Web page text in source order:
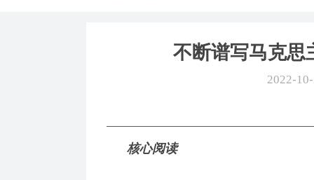
不断谱写马克思
2022-
核心阅读